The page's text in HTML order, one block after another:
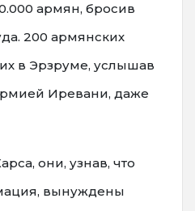
армян, бросив
200 армянских
в Эрзруме, услышав
Иревани, даже
они, узнав, что
вынуждены